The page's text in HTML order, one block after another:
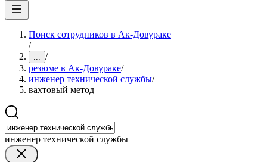
Поиск сотрудников в Ак-Довураке
/
... /
резюме в Ак-Довураке/
инженер технической службы/
вахтовый метод
инженер технической службы